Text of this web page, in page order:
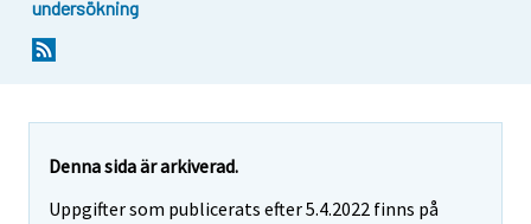
undersökning
Denna sida är arkiverad.
Uppgifter som publicerats efter 5.4.2022 finns på